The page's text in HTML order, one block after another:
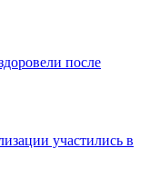
после
участились в